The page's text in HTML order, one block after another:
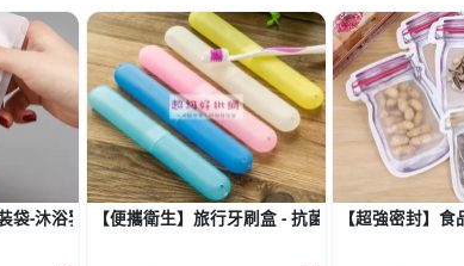
袋-沐浴乳洗面乳一次性瓶
【便攜衛生】旅行牙刷盒 - 抗菌防塵收納套
【超強密封】